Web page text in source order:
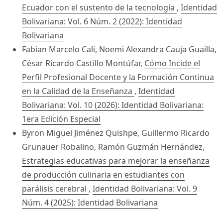
Ecuador con el sustento de la tecnología , Identidad
Bolivariana: Vol. 6 Núm. 2 (2022): Identidad
Bolivariana
Fabian Marcelo Cali, Noemi Alexandra Cauja Guailla,
César Ricardo Castillo Montúfar, Cómo Incide el
Perfil Profesional Docente y la Formación Continua
en la Calidad de la Enseñanza , Identidad
Bolivariana: Vol. 10 (2026): Identidad Bolivariana:
1era Edición Especial
Byron Miguel Jiménez Quishpe, Guillermo Ricardo
Grunauer Robalino, Ramón Guzmán Hernández,
Estrategias educativas para mejorar la enseñanza
de producción culinaria en estudiantes con
parálisis cerebral , Identidad Bolivariana: Vol. 9
Núm. 4 (2025): Identidad Bolivariana